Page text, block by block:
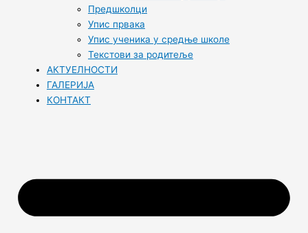
Предшколци
Упис првака
Упис ученика у средње школе
Текстови за родитеље
АКТУЕЛНОСТИ
ГАЛЕРИЈА
КОНТАКТ